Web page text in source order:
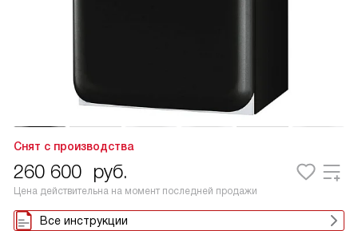
Снят с производства
260 600 руб.
Цена действительна на момент последней продажи
Все инструкции